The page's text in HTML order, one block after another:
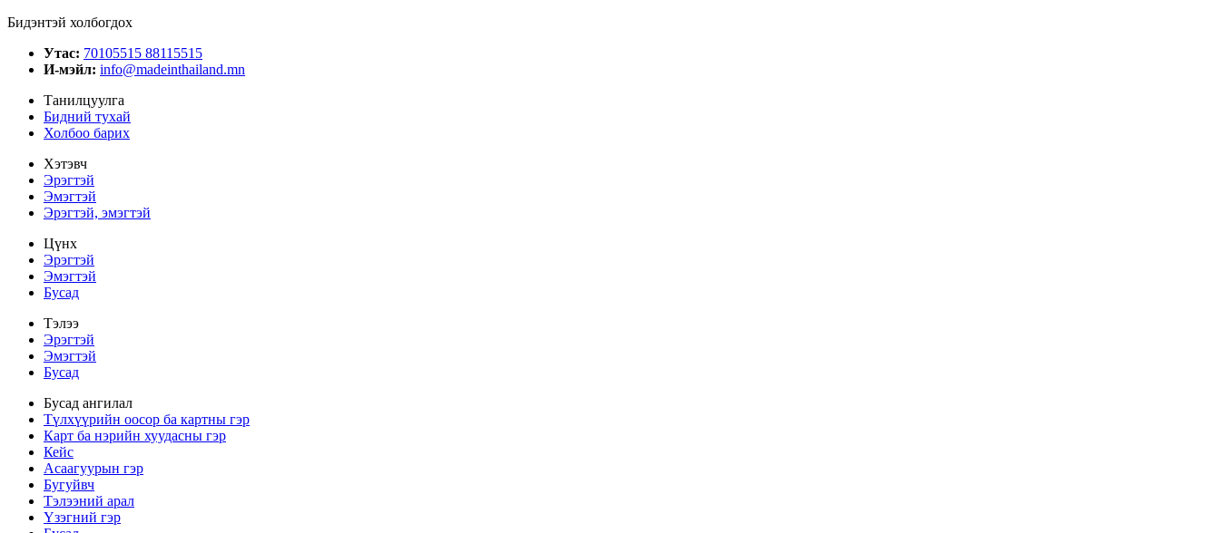
Бидэнтэй холбогдох
Утас: 70105515 88115515
И-мэйл: info@madeinthailand.mn
Танилцуулга
Бидний тухай
Холбоо барих
Хэтэвч
Эрэгтэй
Эмэгтэй
Эрэгтэй, эмэгтэй
Цүнх
Эрэгтэй
Эмэгтэй
Бусад
Тэлээ
Эрэгтэй
Эмэгтэй
Бусад
Бусад ангилал
Түлхүүрийн оосор ба картны гэр
Карт ба нэрийн хуудасны гэр
Кейс
Асаагуурын гэр
Бугуйвч
Тэлээний арал
Үзэгний гэр